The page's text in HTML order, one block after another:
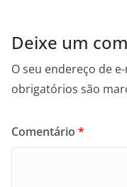
Deixe um
O seu endereço de
obrigatórios são
Comentário *